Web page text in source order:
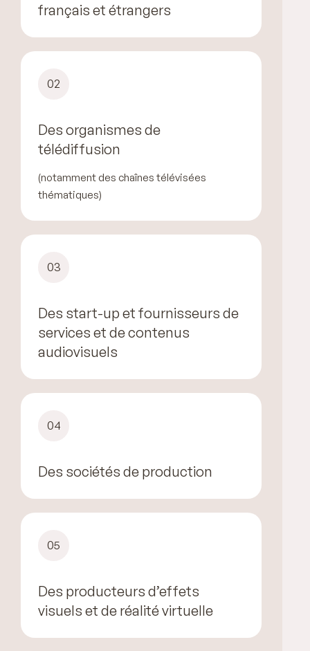
français et étrangers
02
Des organismes de
télédiffusion
(notamment des chaînes télévisées
thématiques)
03
Des start-up et fournisseurs de
services et de contenus
audiovisuels
04
Des sociétés de production
05
Des producteurs d’effets
visuels et de réalité virtuelle